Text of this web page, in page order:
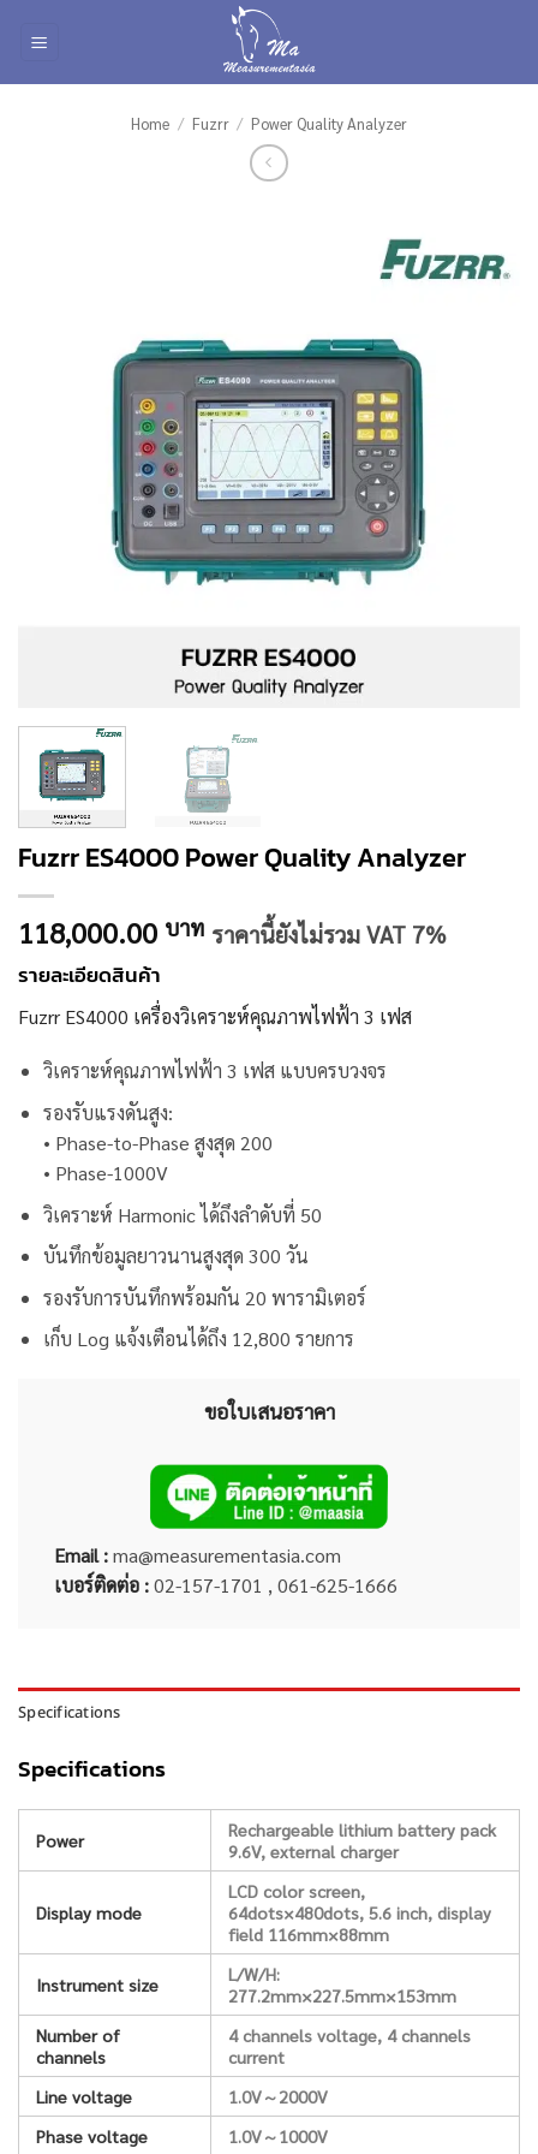
Home / Fuzrr / Power Quality Analyzer
Fuzrr ES4000 Power Quality Analyzer
118,000.00 บาท ราคานี้ยังไม่รวม VAT 7%
รายละเอียดสินค้า
Fuzrr ES4000 เครื่องวิเคราะห์คุณภาพไฟฟ้า 3 เฟส
วิเคราะห์คุณภาพไฟฟ้า 3 เฟส แบบครบวงจร
รองรับแรงดันสูง:
• Phase-to-Phase สูงสุด 200
• Phase-1000V
วิเคราะห์ Harmonic ได้ถึงลำดับที่ 50
บันทึกข้อมูลยาวนานสูงสุด 300 วัน
รองรับการบันทึกพร้อมกัน 20 พารามิเตอร์
เก็บ Log แจ้งเตือนได้ถึง 12,800 รายการ
ขอใบเสนอราคา
Email :ma@measurementasia.com
เบอร์ติดต่อ :02-157-1701 , 061-625-1666
Specifications
Specifications
Power
Rechargeable lithium battery pack
9.6V, external charger
Display mode
LCD color screen,
64dots×480dots, 5.6 inch, display
field 116mm×88mm
Instrument size
L/W/H:
277.2mm×227.5mm×153mm
Number of
channels
4 channels voltage, 4 channels
current
Line voltage
1.0V～2000V
Phase voltage
1.0V～1000V